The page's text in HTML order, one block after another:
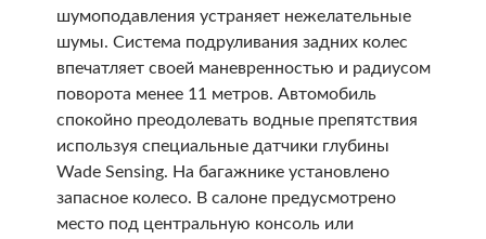
шумоподавления устраняет нежелательные
шумы. Система подруливания задних колес
впечатляет своей маневренностью и радиусом
поворота менее 11 метров. Автомобиль
спокойно преодолевать водные препятствия
используя специальные датчики глубины
Wade Sensing. На багажнике установлено
запасное колесо. В салоне предусмотрено
место под центральную консоль или